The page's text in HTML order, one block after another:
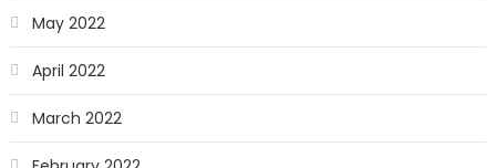
May 2022
April 2022
March 2022